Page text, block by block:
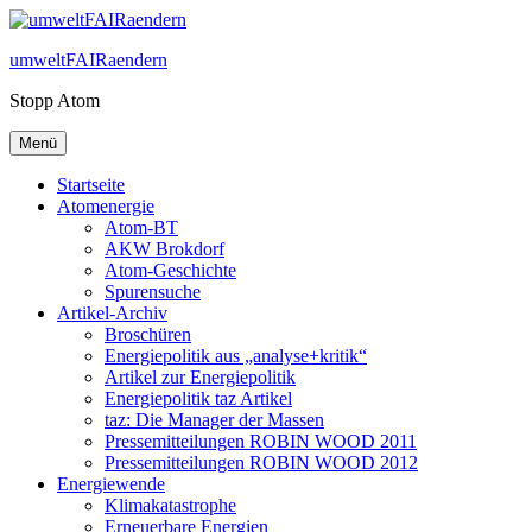
Zum
springen
umweltFAIRaendern
Stopp Atom
Menü
Startseite
Atomenergie
Atom-BT
AKW Brokdorf
Atom-Geschichte
Spurensuche
Artikel-Archiv
Broschüren
Energiepolitik aus „analyse+kritik“
Artikel zur Energiepolitik
Energiepolitik taz Artikel
taz: Die Manager der Massen
Pressemitteilungen ROBIN WOOD 2011
Pressemitteilungen ROBIN WOOD 2012
Energiewende
Klimakatastrophe
Erneuerbare Energien